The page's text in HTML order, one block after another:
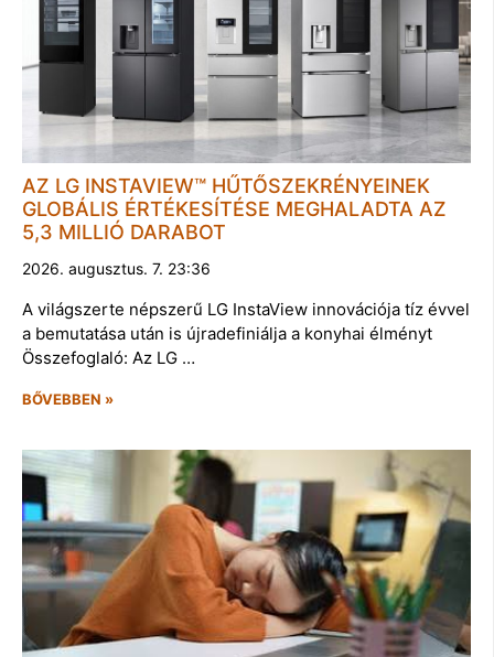
AZ LG INSTAVIEW™ HŰTŐSZEKRÉNYEINEK
GLOBÁLIS ÉRTÉKESÍTÉSE MEGHALADTA AZ
5,3 MILLIÓ DARABOT
2026. augusztus. 7. 23:36
A világszerte népszerű LG InstaView innovációja tíz évvel
a bemutatása után is újradefiniálja a konyhai élményt
Összefoglaló: Az LG …
BŐVEBBEN »